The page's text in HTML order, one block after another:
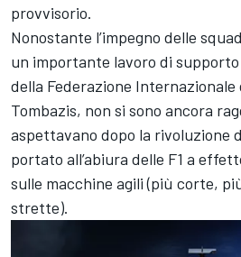
provvisorio.
Nonostante l’impegno delle
un importante lavoro di
della Federazione
Tombazis, non si sono ancora
aspettavano dopo la rivoluzione
portato all’abiura delle F1 a
sulle macchine agili (più corte,
strette).